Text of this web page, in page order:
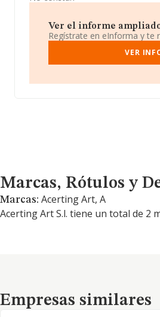
Ver el informe
Regístrate en eInforma y te
VER
Marcas, Rótulos y Denominaciones
Marcas, Rótulos y
Marcas: Acerting Art, A
Acerting Art S.l. tiene un total de 2
Empresas similares
Empresas similares